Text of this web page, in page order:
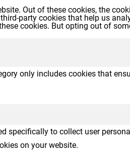
Out of these cookies, the
party cookies that help us
cookies. But opting out of
only includes cookies that
to collect user
on your website.